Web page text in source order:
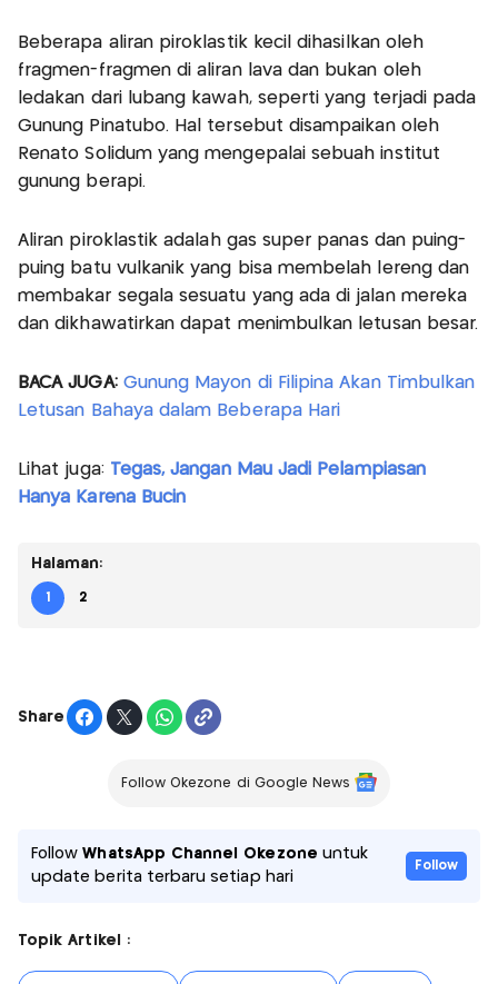
Beberapa aliran piroklastik kecil dihasilkan oleh
fragmen-fragmen di aliran lava dan bukan oleh
ledakan dari lubang kawah, seperti yang terjadi pada
Gunung Pinatubo. Hal tersebut disampaikan oleh
Renato Solidum yang mengepalai sebuah institut
gunung berapi.
Aliran piroklastik adalah gas super panas dan puing-
puing batu vulkanik yang bisa membelah lereng dan
membakar segala sesuatu yang ada di jalan mereka
dan dikhawatirkan dapat menimbulkan letusan besar.
BACA JUGA: Gunung Mayon di Filipina Akan Timbulkan
Letusan Bahaya dalam Beberapa Hari
Lihat juga: Tegas, Jangan Mau Jadi Pelampiasan
Hanya Karena Bucin
Halaman:
1 2
Share
Follow Okezone di Google News
FollowWhatsApp Channel Okezone untuk
update berita terbaru setiap hari
Follow
Topik Artikel :